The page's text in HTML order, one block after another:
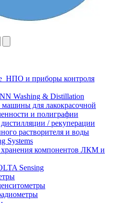
НПО и приборы контроля
Washing & Distillation
для лакокрасочной
и полиграфии
/ рекуперации
растворителя и воды
Systems
компонентов ЛКМ и
Sensing